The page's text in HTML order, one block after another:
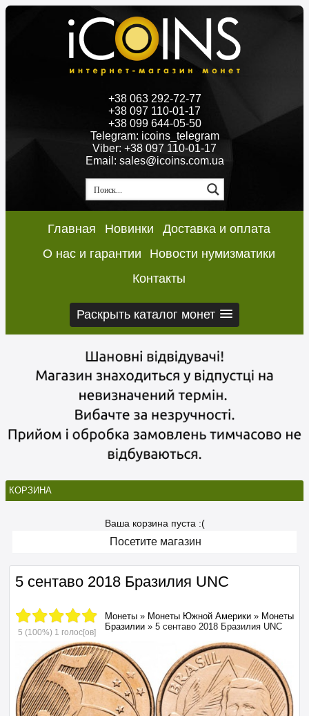
+38 063 292-72-77
+38 097 110-01-17
+38 099 644-05-50
Telegram: icoins_telegram
Viber: +38 097 110-01-17
Email: sales@icoins.com.ua
Главная Новинки
Доставка и оплата
О нас и гарантии
Новости нумизматики
Контакты
Раскрыть каталог монет
КОРЗИНА
Ваша корзина пуста :(
Посетите магазин
5 сентаво 2018 Бразилия UNC
5 (100%) 1 голос[ов]
Монеты » Монеты Южной Америки » Монеты
Бразилии » 5 сентаво 2018 Бразилия UNC